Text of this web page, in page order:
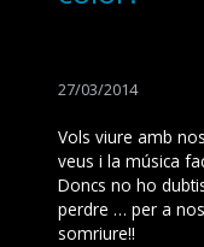
27/03/2014
Vols viure amb
veus i la música
Doncs no ho
perdre … per a
somriure!!